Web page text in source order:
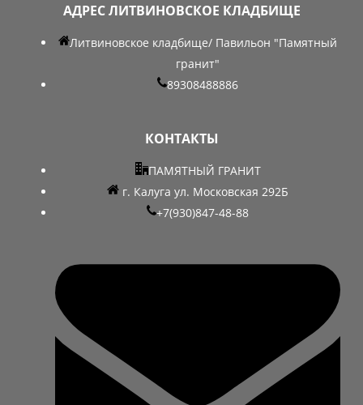
АДРЕС ЛИТВИНОВСКОЕ КЛАДБИЩЕ
Литвиновское кладбище/ Павильон "Памятный
гранит"
89308488886
КОНТАКТЫ
ПАМЯТНЫЙ ГРАНИТ
г. Калуга ул. Московская 292Б
+7(930)847-48-88